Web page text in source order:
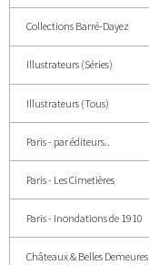
Collections Barré-Dayez
Illustrateurs (Séries)
Illustrateurs (Tous)
Paris - par éditeurs..
Paris - Les Cimetières
Paris - Inondations de 1910
Châteaux & Belles Demeures